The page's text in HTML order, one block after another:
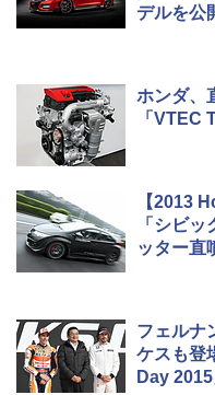
デルを公
ホンダ、
「VTEC
【2013
「シビ
ッター直
フェルナ
ケスも登
Day